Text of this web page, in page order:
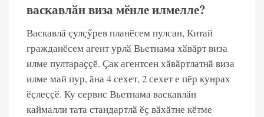
васкавлӑн виза мӗнле илмелле?
Васкавлӑ ҫулҫӳрев планӗсем пулсан, Китай
гражданӗсем агент урлӑ Вьетнама хӑвӑрт виза
илме пултараҫҫӗ. Ҫак агентсен хӑвӑртлатнӑ виза
илме май пур, ӑна 4 сехет, 2 сехет е пӗр кунрах
ӗҫлеҫҫӗ. Ку сервис Вьетнама васкавлӑн
каймалли тата стандартлӑ ӗҫ вӑхӑтне кӗтме